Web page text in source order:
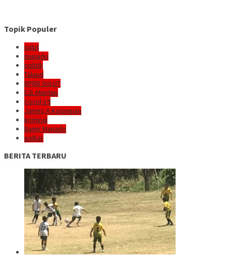
Topik Populer
sulut
manado
politik
Talaud
DPRD SULUT
E2L-Mantap
Covid-19
James A Kojongian
kriminal
Banjir Manado
golkar
BERITA TERBARU